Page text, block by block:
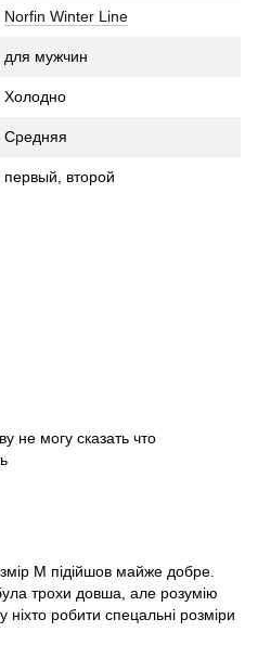
Norfin Winter Line
для мужчин
Холодно
Средняя
первый, второй
не могу сказать что
М підійшов майже добре.
трохи довша, але розумію
робити спецальні розміри